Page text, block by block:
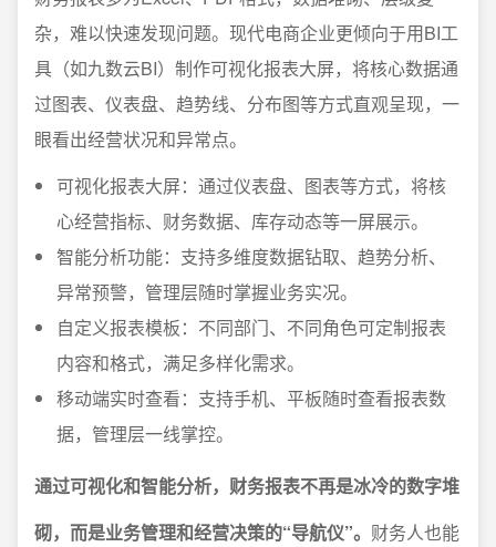
杂，难以快速发现问题。现代电商企业更倾向于用BI工
具（如九数云BI）制作可视化报表大屏，将核心数据通
过图表、仪表盘、趋势线、分布图等方式直观呈现，一
眼看出经营状况和异常点。
可视化报表大屏：通过仪表盘、图表等方式，将核
心经营指标、财务数据、库存动态等一屏展示。
智能分析功能：支持多维度数据钻取、趋势分析、
异常预警，管理层随时掌握业务实况。
自定义报表模板：不同部门、不同角色可定制报表
内容和格式，满足多样化需求。
移动端实时查看：支持手机、平板随时查看报表数
据，管理层一线掌控。
通过可视化和智能分析，财务报表不再是冰冷的数字堆
砌，而是业务管理和经营决策的“导航仪”。 财务人也能